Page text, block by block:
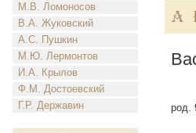
М.В. Ломоносов
В.А. Жуковский
А.С. Пушкин
М.Ю. Лермонтов
И.А. Крылов
Ф.М. Достоевский
Г.Р. Державин
А
род.